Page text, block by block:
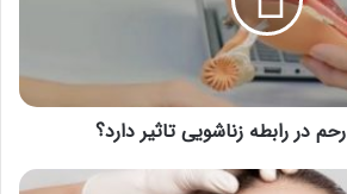
در رابطه زناشویی تاثیر دارد؟